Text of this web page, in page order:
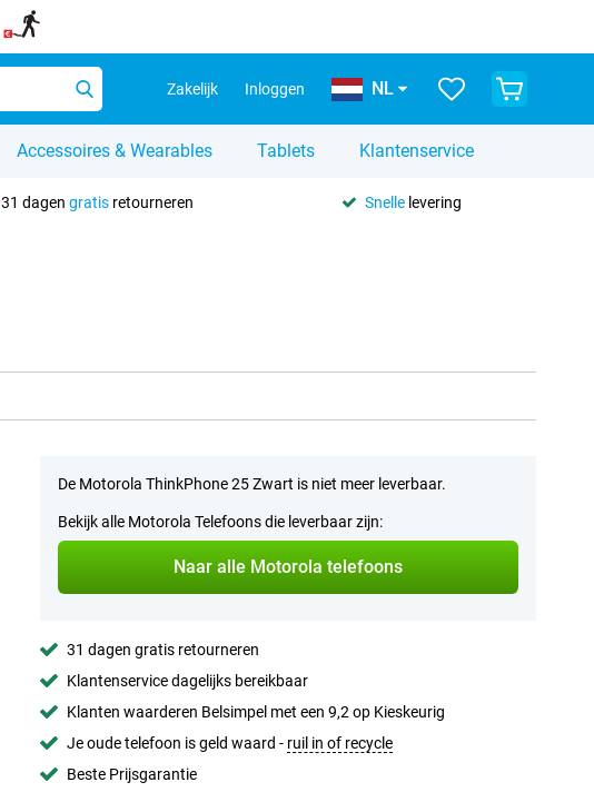
Zakelijk Inloggen NL
Accessoires & Wearables Tablets Klantenservice
31 dagen gratisretourneren Snellelevering
De Motorola ThinkPhone 25 Zwart is niet meer leverbaar.
Bekijk alle Motorola Telefoons die leverbaar zijn:
Naar alle Motorola telefoons
31 dagen gratis retourneren
Klantenservice dagelijks bereikbaar
Klanten waarderen Belsimpel met een 9,2 op Kieskeurig
Je oude telefoon is geld waard - ruil in of recycle
Beste Prijsgarantie